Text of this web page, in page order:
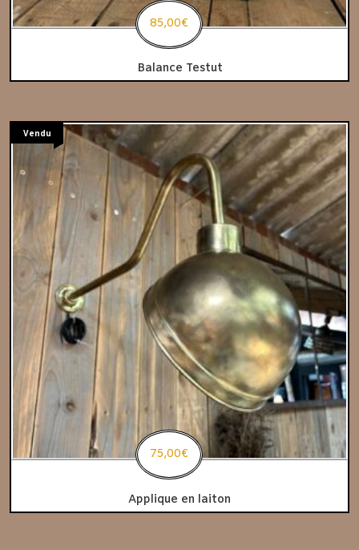
Balance Testut
85,00€
Vendu
Applique en laiton
75,00€